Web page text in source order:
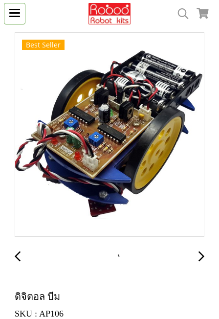
Best Seller
ดิจิตอล บีม
SKU : AP106